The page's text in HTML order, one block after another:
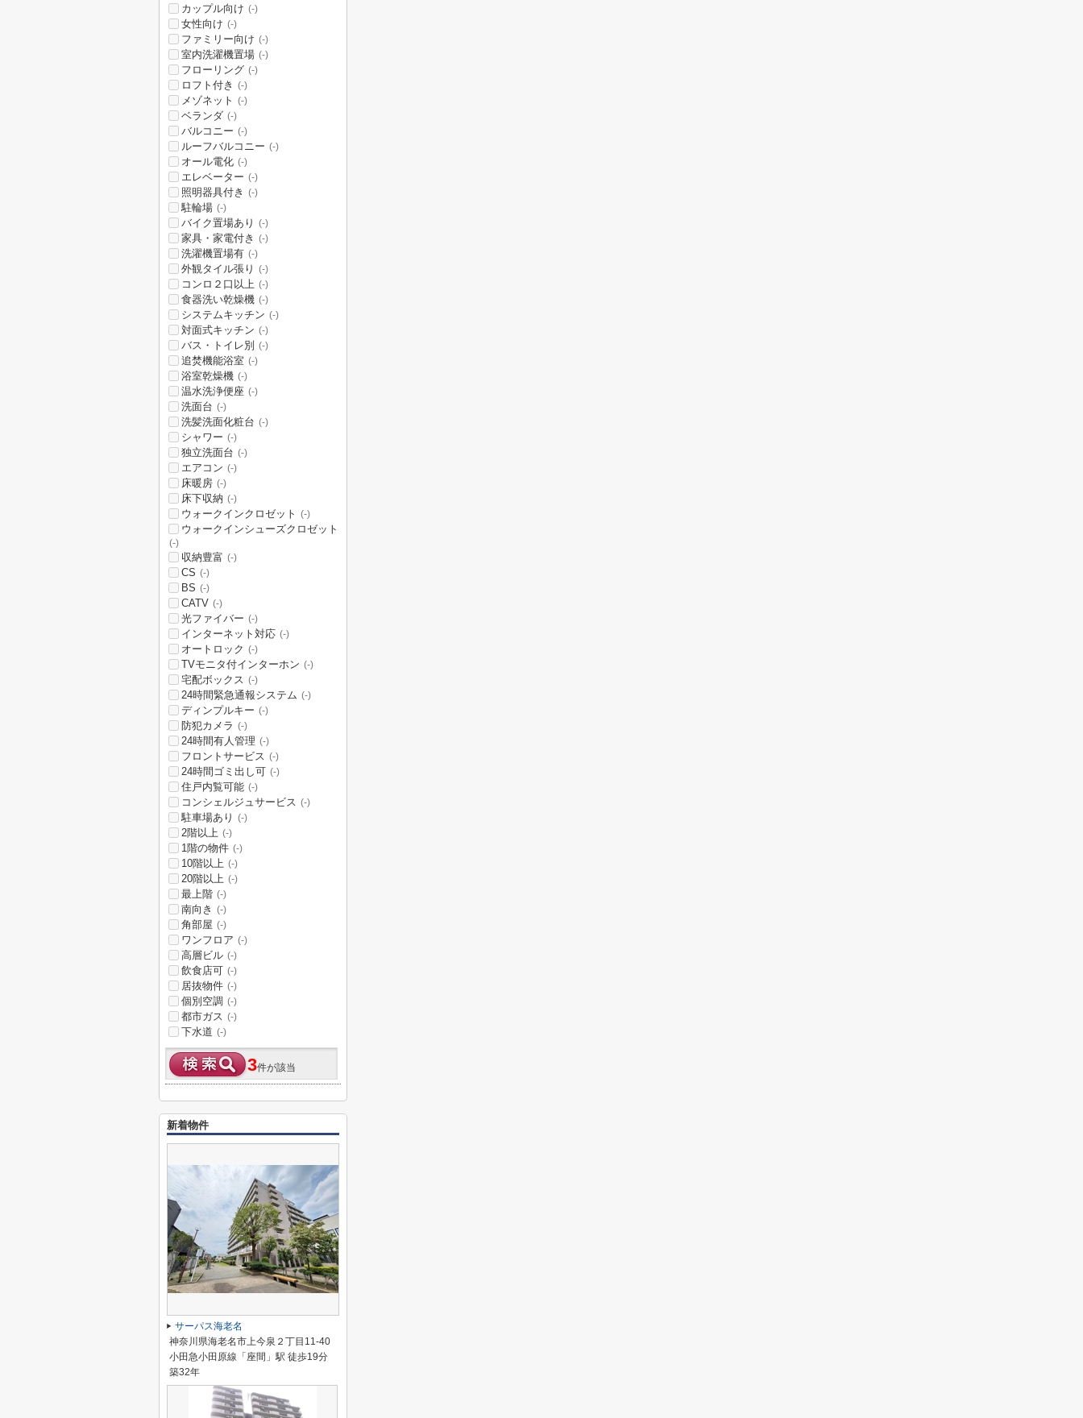
カップル向け (-)
女性向け (-)
ファミリー向け (-)
室内洗濯機置場 (-)
フローリング (-)
ロフト付き (-)
メゾネット (-)
ベランダ (-)
バルコニー (-)
ルーフバルコニー (-)
オール電化 (-)
エレベーター (-)
照明器具付き (-)
駐輪場 (-)
バイク置場あり (-)
家具・家電付き (-)
洗濯機置場有 (-)
外観タイル張り (-)
コンロ２口以上 (-)
食器洗い乾燥機 (-)
システムキッチン (-)
対面式キッチン (-)
バス・トイレ別 (-)
追焚機能浴室 (-)
浴室乾燥機 (-)
温水洗浄便座 (-)
洗面台 (-)
洗髪洗面化粧台 (-)
シャワー (-)
独立洗面台 (-)
エアコン (-)
床暖房 (-)
床下収納 (-)
ウォークインクロゼット (-)
ウォークインシューズクロゼット
(-)
収納豊富 (-)
CS (-)
BS (-)
CATV (-)
光ファイバー (-)
インターネット対応 (-)
オートロック (-)
TVモニタ付インターホン (-)
宅配ボックス (-)
24時間緊急通報システム (-)
ディンプルキー (-)
防犯カメラ (-)
24時間有人管理 (-)
フロントサービス (-)
24時間ゴミ出し可 (-)
住戸内覧可能 (-)
コンシェルジュサービス (-)
駐車場あり (-)
2階以上 (-)
1階の物件 (-)
10階以上 (-)
20階以上 (-)
最上階 (-)
南向き (-)
角部屋 (-)
ワンフロア (-)
高層ビル (-)
飲食店可 (-)
居抜物件 (-)
個別空調 (-)
都市ガス (-)
下水道 (-)
3件が該当
新着物件
サーパス海老名
神奈川県海老名市上今泉２丁目11-40
小田急小田原線「座間」駅 徒歩19分
築32年